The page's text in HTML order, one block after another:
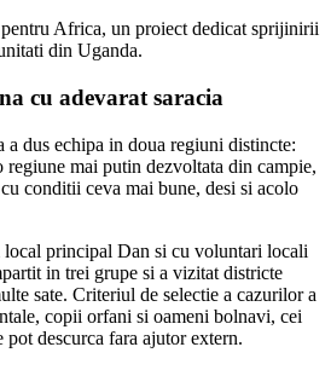
Africa, un proiect dedicat sprijinirii
din Uganda.
cu adevarat saracia
a dus echipa in doua regiuni distincte:
regiune mai putin dezvoltata din campie,
conditii ceva mai bune, desi si acolo
principal Dan si cu voluntari locali
in trei grupe si a vizitat districte
sate. Criteriul de selectie a cazurilor a
copii orfani si oameni bolnavi, cei
descurca fara ajutor extern.